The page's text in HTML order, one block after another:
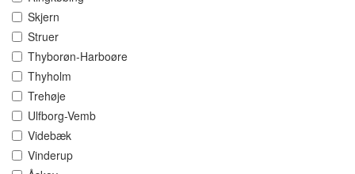
Skjern
Struer
Thyborøn-Harboøre
Thyholm
Trehøje
Ulfborg-Vemb
Videbæk
Vinderup